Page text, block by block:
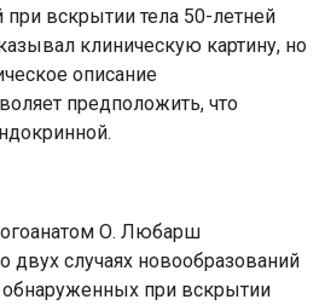
вскрытии тела 50-летней
клиническую картину, но
описание
предположить, что
О. Любарш
двух случаях новообразований
при вскрытии